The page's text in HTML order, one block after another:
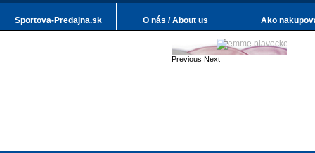
Sportova-Predajna.sk O nás / About us Ako
Previous Next